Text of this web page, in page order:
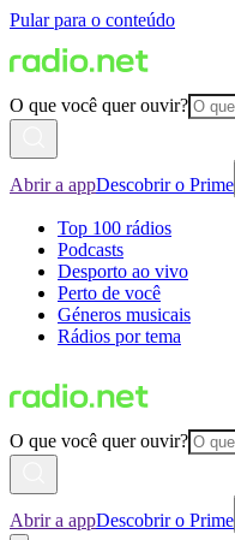
Pular para o conteúdo
O que você quer ouvir?
Abrir a appDescobrir o Prime
Top 100 rádios
Podcasts
Desporto ao vivo
Perto de você
Géneros musicais
Rádios por tema
O que você quer ouvir?
Abrir a appDescobrir o Prime